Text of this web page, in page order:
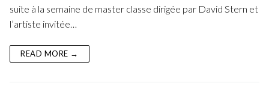
suite à la semaine de master classe dirigée par David Stern et
l’artiste invitée…
READ MORE →